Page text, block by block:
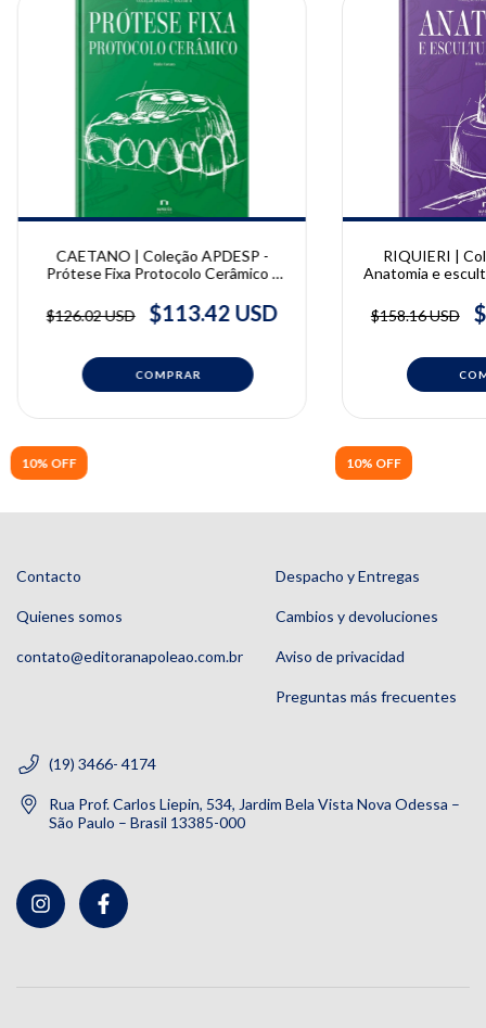
10% OFF
CAETANO | Coleção APDESP -
Prótese Fixa Protocolo Cerâmico -
$126.02 USD
$113.42 USD
10% OFF
RIQUIERI |
Anatomia e
$158.16 USD
Contacto
Quienes somos
contato@editoranapoleao.com.br
Despacho y Entregas
Cambios y devoluciones
Aviso de privacidad
Preguntas más frecuentes
(19) 3466- 4174
Rua Prof. Carlos Liepin, 534, Jardim Bela Vista Nova Odessa –
São Paulo – Brasil 13385-000